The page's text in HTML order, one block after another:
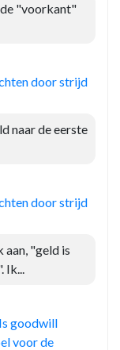
"voorkant"
door strijd
naar de eerste
door strijd
"geld is
Ik...
goodwill
voor de